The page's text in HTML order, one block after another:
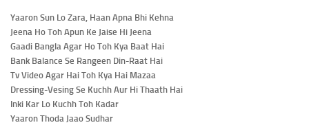
Yaaron Sun Lo Zara, Haan Apna Bhi Kehna
Jeena Ho Toh Apun Ke Jaise Hi Jeena
Gaadi Bangla Agar Ho Toh Kya Baat Hai
Bank Balance Se Rangeen Din-Raat Hai
Tv Video Agar Hai Toh Kya Hai Mazaa
Dressing-Vesing Se Kuchh Aur Hi Thaath Hai
Inki Kar Lo Kuchh Toh Kadar
Yaaron Thoda Jaao Sudhar